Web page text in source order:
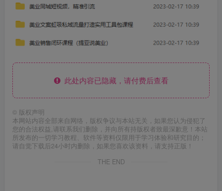
此处内容已隐藏，请付费后查看
© 版权声明
本网站内容全部来自网络，版权争议与本站无关，如果您认为侵犯了
您的合法权益,请联系我们删除，并向所有持版权者致最深歉意！本站
所发布的一切学习教程、软件等资料仅限用于学习体验和研究目的；
请自觉下载后24小时内删除，如果您喜欢该资料，请支持正版！
THE END